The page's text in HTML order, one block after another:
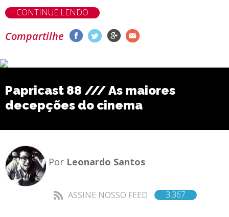
CONTINUE LENDO
Compartilhe
Papricast 88 /// As maiores
decepções do cinema
Por Leonardo Santos
ASSINE NOSSO FEED 3.367